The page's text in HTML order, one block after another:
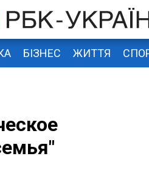
БІЗНЕС ЖИТТЯ